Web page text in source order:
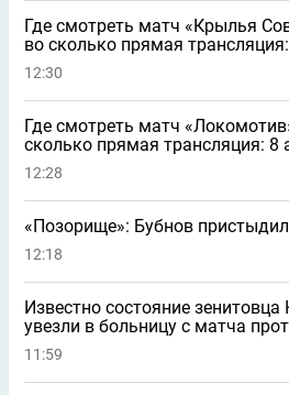
Где смотреть матч «Крылья
во сколько прямая
12:30
Где смотреть матч
сколько прямая трансляция: 8
12:28
«Позорище»: Бубнов
12:18
Известно состояние
увезли в больницу с матча
11:59